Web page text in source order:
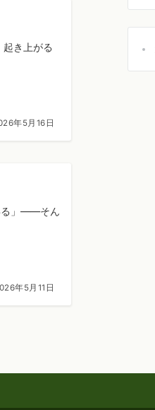
起き上がる
年5月16日
る」——そん
年5月11日